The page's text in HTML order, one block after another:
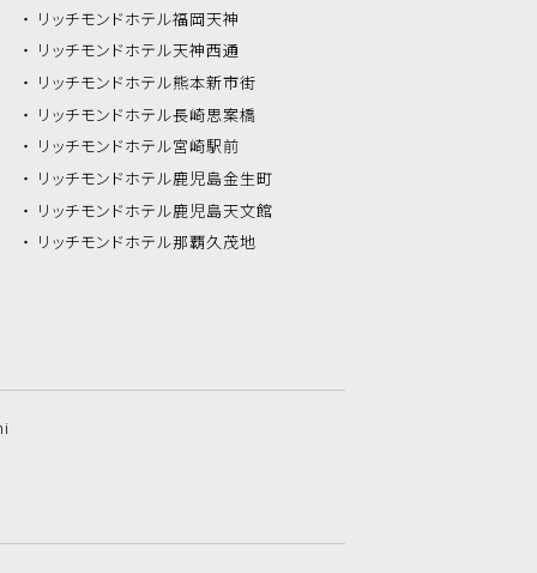
リッチモンドホテル福岡天神
リッチモンドホテル天神西通
リッチモンドホテル熊本新市街
リッチモンドホテル長崎思案橋
リッチモンドホテル宮崎駅前
リッチモンドホテル鹿児島金生町
リッチモンドホテル鹿児島天文館
リッチモンドホテル那覇久茂地